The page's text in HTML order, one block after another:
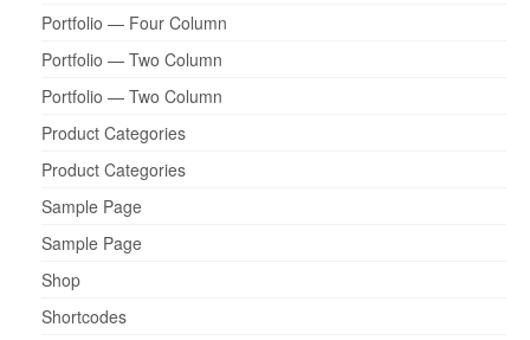
Portfolio — Four Column
Portfolio — Two Column
Portfolio — Two Column
Product Categories
Product Categories
Sample Page
Sample Page
Shop
Shortcodes